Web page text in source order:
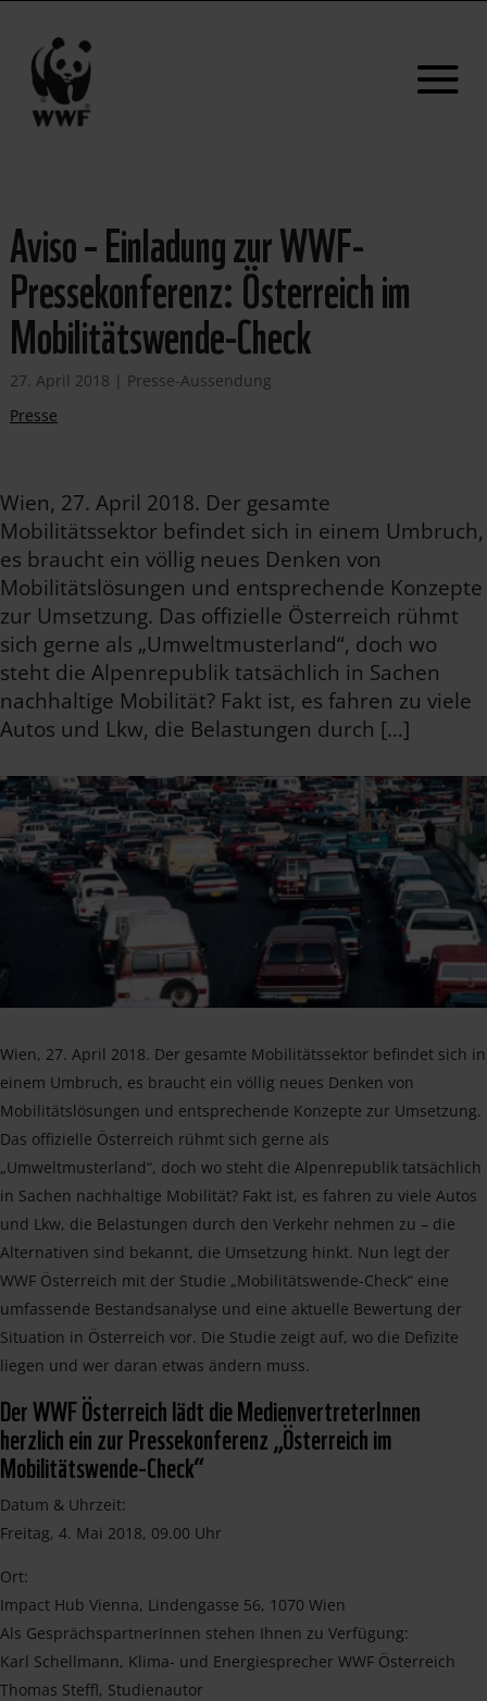
Aviso – Einladung zur WWF-
Pressekonferenz: Österreich im
Mobilitätswende-Check
27. April 2018 | Presse-Aussendung
Presse
Wien, 27. April 2018. Der gesamte
Mobilitätssektor befindet sich in einem Umbruch,
es braucht ein völlig neues Denken von
Mobilitätslösungen und entsprechende Konzepte
zur Umsetzung. Das offizielle Österreich rühmt
sich gerne als „Umweltmusterland“, doch wo
steht die Alpenrepublik tatsächlich in Sachen
nachhaltige Mobilität? Fakt ist, es fahren zu viele
Autos und Lkw, die Belastungen durch […]
Wien, 27. April 2018. Der gesamte Mobilitätssektor befindet sich in
einem Umbruch, es braucht ein völlig neues Denken von
Mobilitätslösungen und entsprechende Konzepte zur Umsetzung.
Das offizielle Österreich rühmt sich gerne als
„Umweltmusterland“, doch wo steht die Alpenrepublik tatsächlich
in Sachen nachhaltige Mobilität? Fakt ist, es fahren zu viele Autos
und Lkw, die Belastungen durch den Verkehr nehmen zu – die
Alternativen sind bekannt, die Umsetzung hinkt. Nun legt der
WWF Österreich mit der Studie „Mobilitätswende-Check“ eine
umfassende Bestandsanalyse und eine aktuelle Bewertung der
Situation in Österreich vor. Die Studie zeigt auf, wo die Defizite
liegen und wer daran etwas ändern muss.
Der WWF Österreich lädt die MedienvertreterInnen
herzlich ein zur Pressekonferenz „Österreich im
Mobilitätswende-Check“
Datum & Uhrzeit:
Freitag, 4. Mai 2018, 09.00 Uhr
Ort:
Impact Hub Vienna, Lindengasse 56, 1070 Wien
Als GesprächspartnerInnen stehen Ihnen zu Verfügung:
Karl Schellmann, Klima- und Energiesprecher WWF Österreich
Thomas Steffl, Studienautor